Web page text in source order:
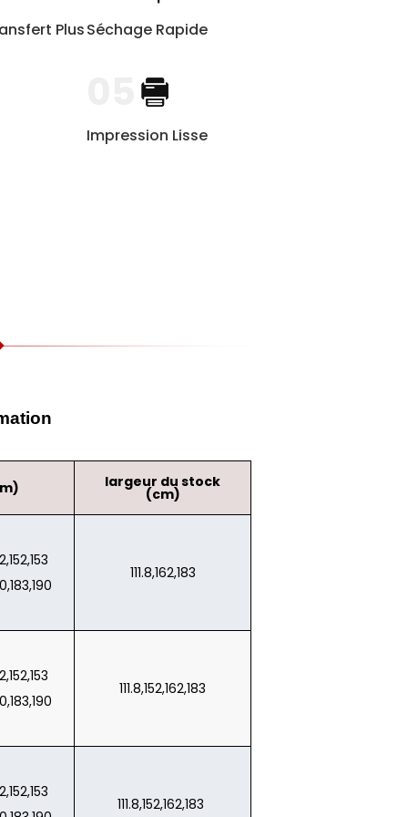
PlusSéchage Rapide
Impression Lisse
largeur du stock
(cm)
111.8,162,183
111.8,152,162,183
111.8,152,162,183